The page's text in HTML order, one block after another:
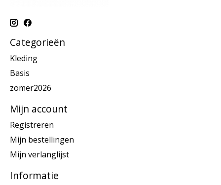
Categorieën
Kleding
Basis
zomer2026
Mijn account
Registreren
Mijn bestellingen
Mijn verlanglijst
Informatie